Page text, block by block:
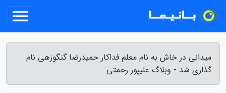
میدانی در خاش به نام معلم فداکار حمیدرضا گنگوزهی نام
گذاری شد - وبلاگ علیپور رحمتی